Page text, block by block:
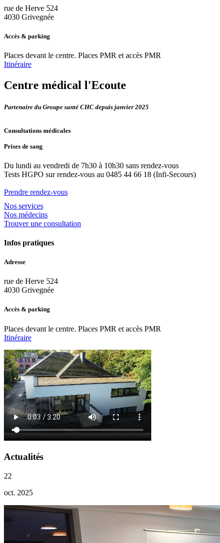
rue de Herve 524
4030 Grivegnée
Accès & parking
Places devant le centre. Places PMR et accès PMR
Itinéraire
Centre médical l'Ecoute
Partenaire du Groupe santé CHC depuis janvier 2025
Consultations médicales
Prises de sang
Du lundi au vendredi de 7h30 à 10h30 sans rendez-vous
Tests HGPO sur rendez-vous au 0485 44 66 18 (Infi-Secours)
Prendre rendez-vous
Nos services
Nos médecins
Trouver une consultation
Infos pratiques
Adresse
rue de Herve 524
4030 Grivegnée
Accès & parking
Places devant le centre. Places PMR et accès PMR
Itinéraire
Actualités
22
oct. 2025